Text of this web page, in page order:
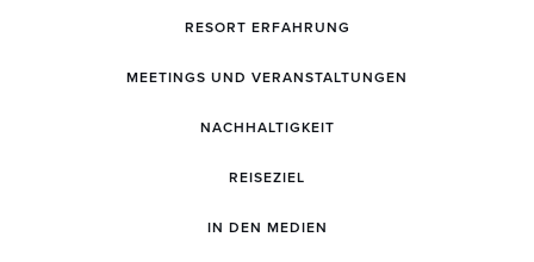
RESORT ERFAHRUNG
MEETINGS UND VERANSTALTUNGEN
NACHHALTIGKEIT
REISEZIEL
IN DEN MEDIEN